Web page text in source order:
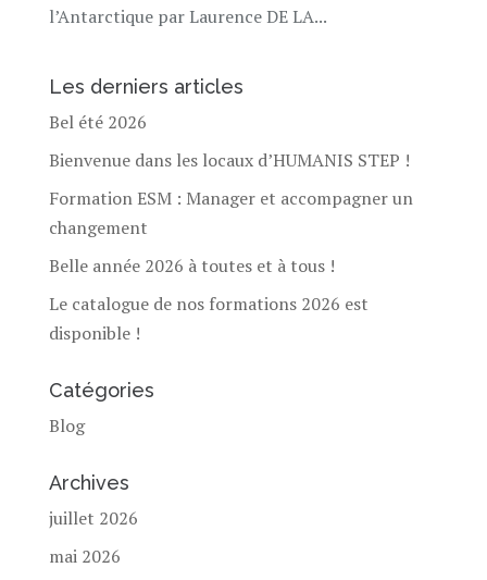
l’Antarctique par Laurence DE LA...
Les derniers articles
Bel été 2026
Bienvenue dans les locaux d’HUMANIS STEP !
Formation ESM : Manager et accompagner un
changement
Belle année 2026 à toutes et à tous !
Le catalogue de nos formations 2026 est
disponible !
Catégories
Blog
Archives
juillet 2026
mai 2026